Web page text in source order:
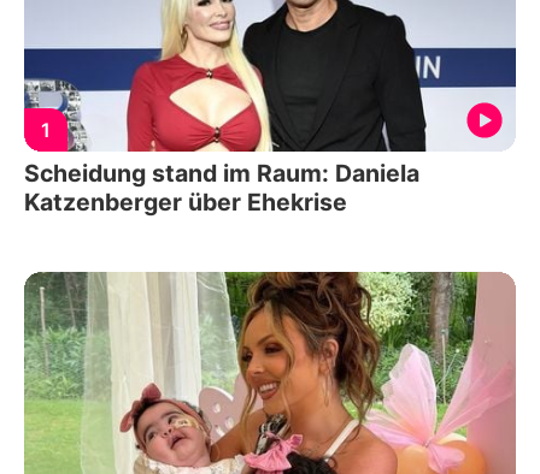
1
Scheidung stand im Raum: Daniela
Katzenberger über Ehekrise